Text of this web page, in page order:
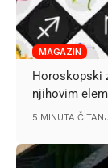
MAGAZIN
Horoskopski
njihovim
5 MINUTA